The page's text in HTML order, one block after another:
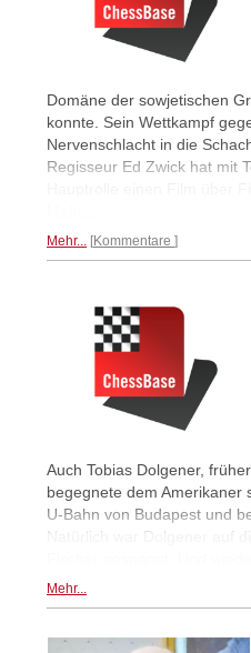
Domäne der sowjetischen
konnte. Sein Wettkampf
Nervenschlacht in die
Regisseur Ed Zwick hat mit
Mehr... Kommentare
Auch Tobias Dolgener,
begegnete dem Amerikaner
U-Bahn von Budapest und
Natürlich war Dolgener auf
Mehr...